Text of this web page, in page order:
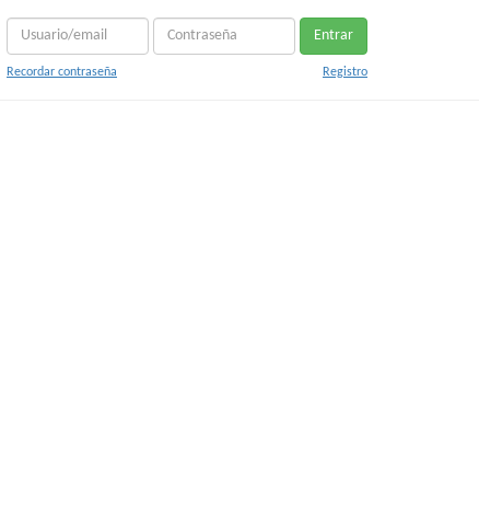
Entrar
Recordar contraseña Registro